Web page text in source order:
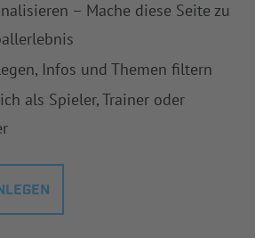
– Mache diese Seite zu
Infos und Themen filtern
als Spieler, Trainer oder